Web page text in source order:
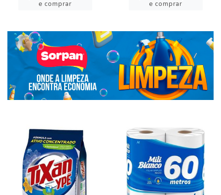
e comprar
e comprar